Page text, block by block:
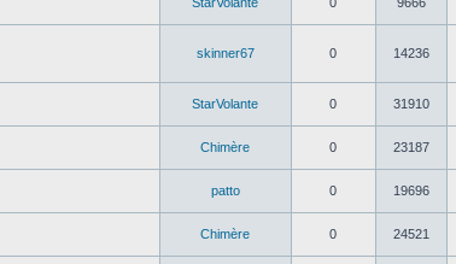
skinner67 0 14236
StarVolante 0 31910
Chimère 0 23187
patto 0 19696
Chimère 0 24521